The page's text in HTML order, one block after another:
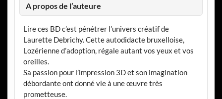
A propos de l’auteure
Lire ces BD c’est pénétrer l’univers créatif de
Laurette Debrichy. Cette autodidacte bruxelloise,
Lozérienne d’adoption, régale autant vos yeux et vos
oreilles.
Sa passion pour l’impression 3D et son imagination
débordante ont donné vie à une œuvre très
prometteuse.